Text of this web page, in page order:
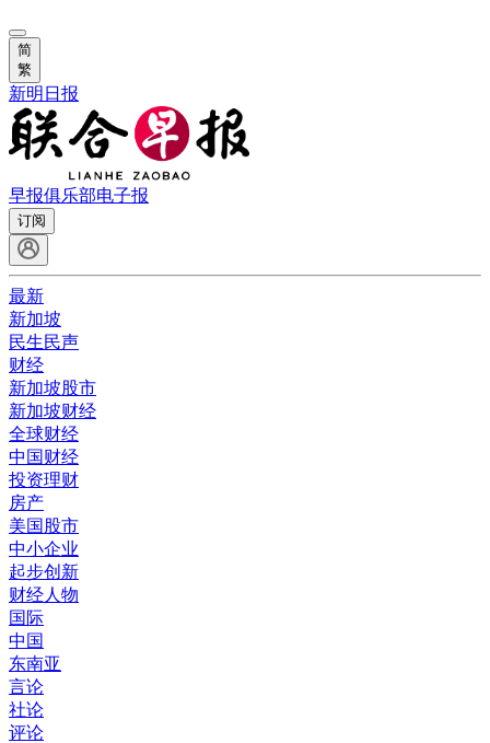
简
繁
新明日报
早报俱乐部电子报
订阅
最新
新加坡
民生民声
财经
新加坡股市
新加坡财经
全球财经
中国财经
投资理财
房产
美国股市
中小企业
起步创新
财经人物
国际
中国
东南亚
言论
社论
评论